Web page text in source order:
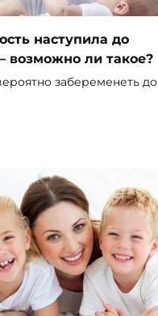
наступила до
возможно ли такое?
забеременеть до